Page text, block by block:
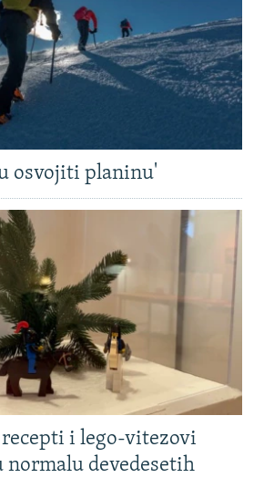
osvojiti planinu'
i lego-vitezovi
normalu devedesetih